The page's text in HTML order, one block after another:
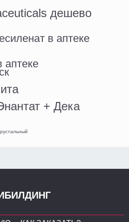
дешево
в аптеке
аптеке
+ Дека